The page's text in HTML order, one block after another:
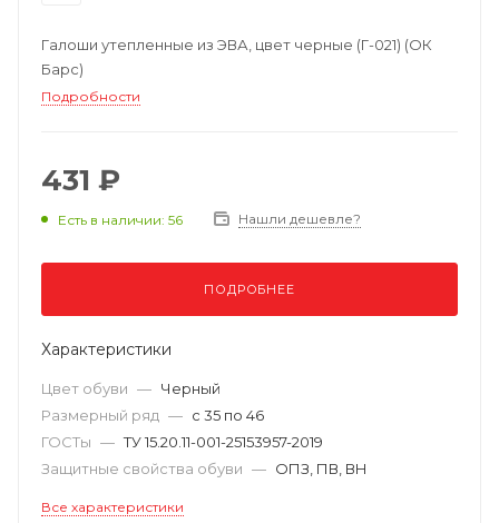
Галоши утепленные из ЭВА, цвет черные (Г-021) (ОК
Барс)
Подробности
431 ₽
Есть в наличии: 56 Нашли дешевле?
ПОДРОБНЕЕ
Характеристики
Цвет обуви — Черный
Размерный ряд — с 35 по 46
ГОСТы — TУ 15.20.11-001-25153957-2019
Защитные свойства обуви — ОПЗ, ПВ, ВН
Все характеристики